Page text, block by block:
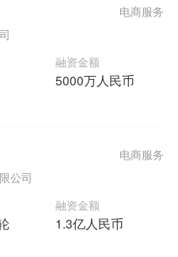
融资金额
5000万人民币
电商服务
公司
融资金额
1.3亿人民币
电商服务